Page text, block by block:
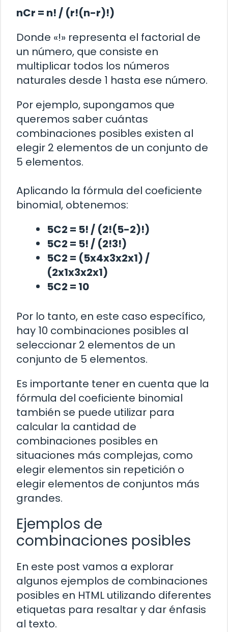
nCr = n! / (r!(n-r)!)
Donde «!» representa el factorial de
un número, que consiste en
multiplicar todos los números
naturales desde 1 hasta ese número.
Por ejemplo, supongamos que
queremos saber cuántas
combinaciones posibles existen al
elegir 2 elementos de un conjunto de
5 elementos.
Aplicando la fórmula del coeficiente
binomial, obtenemos:
5C2 = 5! / (2!(5-2)!)
5C2 = 5! / (2!3!)
5C2 = (5x4x3x2x1) /
(2x1x3x2x1)
5C2 = 10
Por lo tanto, en este caso específico,
hay 10 combinaciones posibles al
seleccionar 2 elementos de un
conjunto de 5 elementos.
Es importante tener en cuenta que la
fórmula del coeficiente binomial
también se puede utilizar para
calcular la cantidad de
combinaciones posibles en
situaciones más complejas, como
elegir elementos sin repetición o
elegir elementos de conjuntos más
grandes.
Ejemplos de
combinaciones posibles
En este post vamos a explorar
algunos ejemplos de combinaciones
posibles en HTML utilizando diferentes
etiquetas para resaltar y dar énfasis
al texto.